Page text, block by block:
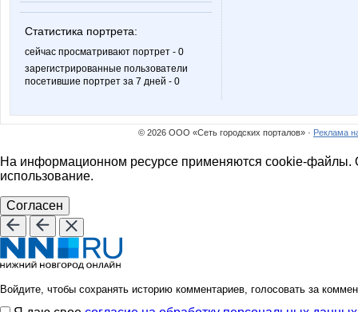
Статистика портрета:
сейчас просматривают портрет - 0
зарегистрированные пользователи
посетившие портрет за 7 дней - 0
alensedova
© 2026 ООО «Сеть городских порталов» · Реклама
На информационном ресурсе применяются cookie-файлы.
использование.
Согласен
Войдите, чтобы сохранять историю комментариев, голосовать за